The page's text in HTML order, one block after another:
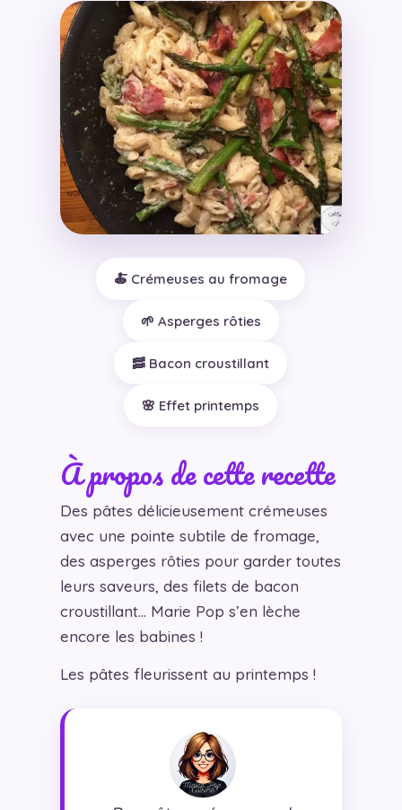
🍝 Crémeuses au fromage
🌱 Asperges rôties
🥓 Bacon croustillant
🌸 Effet printemps
À propos de cette recette
Des pâtes délicieusement crémeuses
avec une pointe subtile de fromage,
des asperges rôties pour garder toutes
leurs saveurs, des filets de bacon
croustillant… Marie Pop s’en lèche
encore les babines !
Les pâtes fleurissent au printemps !